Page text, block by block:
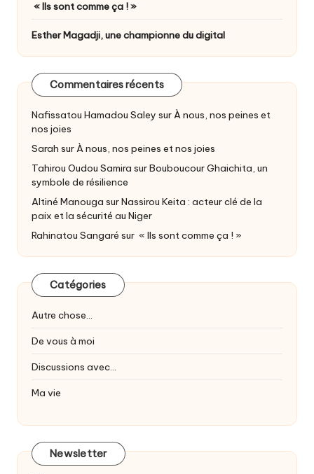
« Ils sont comme ça ! »
Esther Magadji, une championne du digital
Commentaires récents
Nafissatou Hamadou Saley surÀ nous, nos peines et
nos joies
Sarah surÀ nous, nos peines et nos joies
Tahirou Oudou Samira surBouboucour Ghaichita, un
symbole de résilience
Altiné Manouga surNassirou Keita : acteur clé de la
paix et la sécurité au Niger
Rahinatou Sangaré sur « Ils sont comme ça ! »
Catégories
Autre chose…
De vous à moi
Discussions avec…
Ma vie
Newsletter